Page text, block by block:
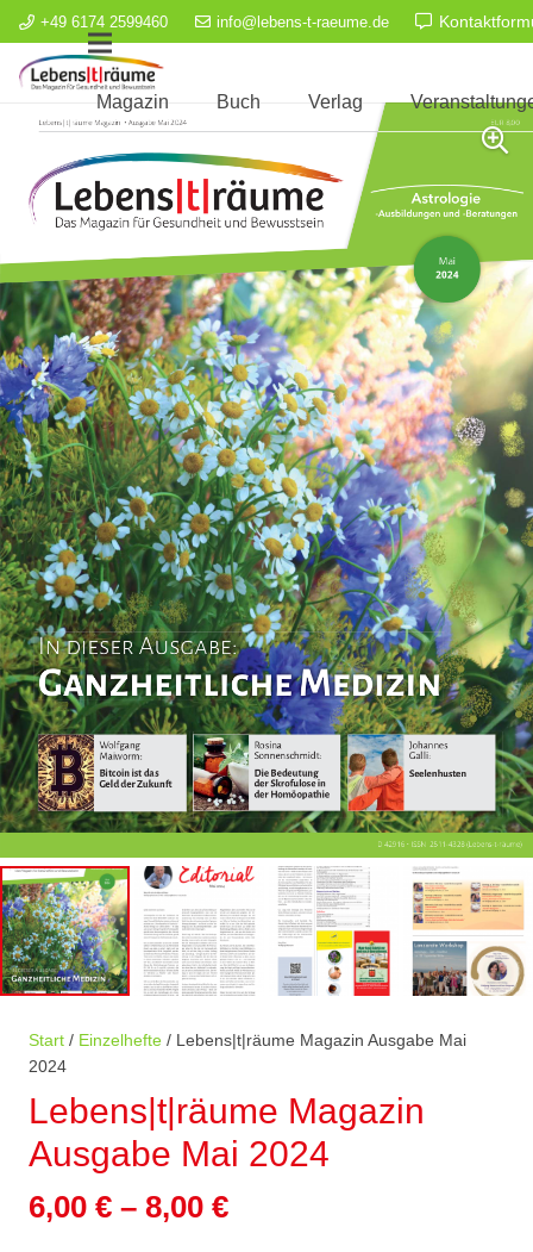
+49 6174 2599460 info@lebens-t-raeume.de
Magazin Buch Verlag
Start / Einzelhefte / Lebens|t|räume Magazin Ausgabe Mai
2024
Lebens|t|räume Magazin
Ausgabe Mai 2024
6,00 € – 8,00 €